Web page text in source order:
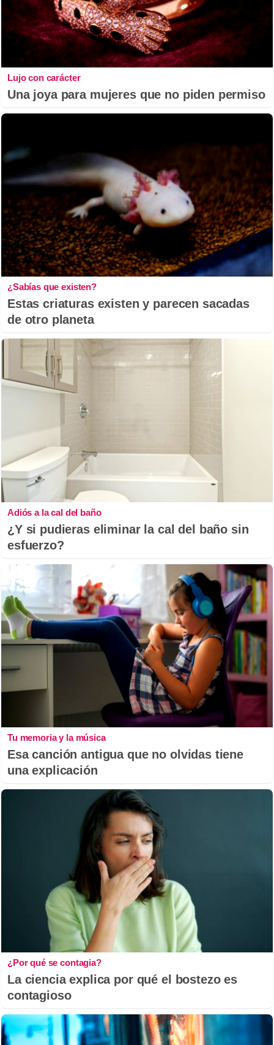
Lujo con carácter
Una joya para mujeres que no piden permiso
¿Sabías que existen?
Estas criaturas existen y parecen sacadas
de otro planeta
Adiós a la cal del baño
¿Y si pudieras eliminar la cal del baño sin
esfuerzo?
Tu memoria y la música
Esa canción antigua que no olvidas tiene
una explicación
¿Por qué se contagia?
La ciencia explica por qué el bostezo es
contagioso